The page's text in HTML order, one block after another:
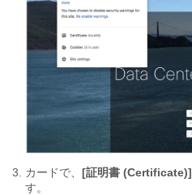
カードで、 [証明書 (Certificate)]
す。